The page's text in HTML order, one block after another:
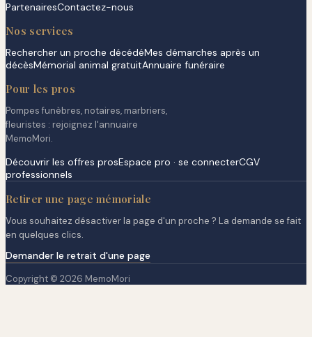
PartenairesContactez-nous
Nos services
Rechercher un proche décédéMes démarches après un
décèsMémorial animal gratuitAnnuaire funéraire
Pour les pros
Pompes funèbres, notaires, marbriers,
fleuristes : rejoignez l'annuaire
MemoMori.
Découvrir les offres prosEspace pro · se connecterCGV
professionnels
Retirer une page mémoriale
Vous souhaitez désactiver la page d'un proche ? La demande se fait
en quelques clics.
Demander le retrait d'une page
Copyright © 2026 MemoMori